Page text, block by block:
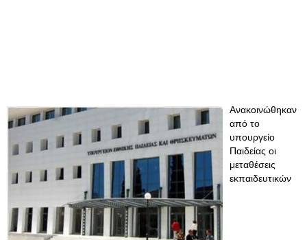
Ανακοινώθηκαν
από το
υπουργείο
Παιδείας οι
μεταθέσεις
εκπαιδευτικών